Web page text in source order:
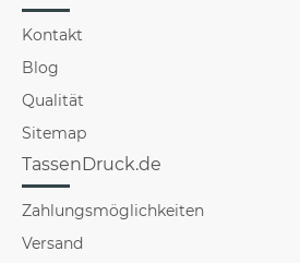
Kontakt
Blog
Qualität
Sitemap
TassenDruck.de
Zahlungsmöglichkeiten
Versand